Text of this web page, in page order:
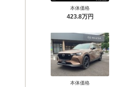
本体価格
423.8万円
本体価格